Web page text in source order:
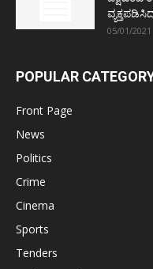
05/01/2021
POPULAR
Front Page
News
Politics
Crime
Cinema
Sports
Tenders